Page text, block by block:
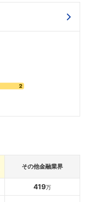
その他金融業界
419万